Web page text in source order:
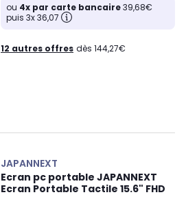
ou 4x par carte bancaire39,68€
puis 3x 36,07
12 autres offres dès 144,27€
JAPANNEXT
Ecran pc portable JAPANNEXT
Ecran Portable Tactile 15.6" FHD